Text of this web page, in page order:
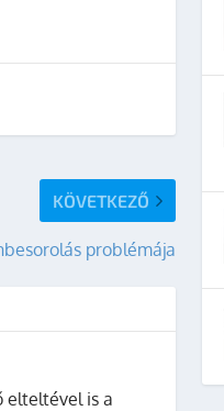
KÖVETKEZŐ
problémája
elteltével is a